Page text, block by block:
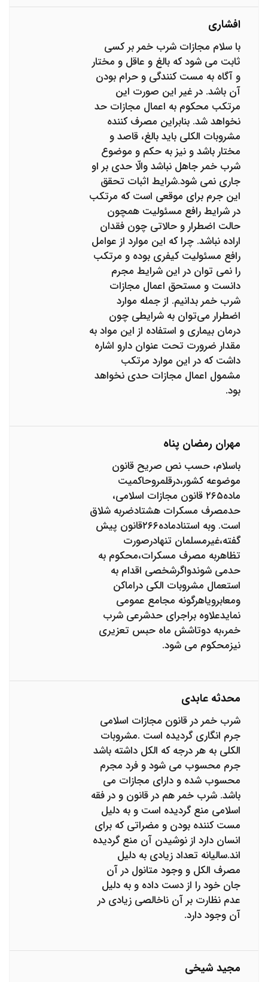
افشاری
با سلام مجازات شرب خمر بر کسی
ثابت می شود که بالغ و عاقل و مختار
و آگاه به مست‌ کنندگی و حرام بودن
آن باشد. در غیر این صورت این
مرتکب محکوم به اعمال مجازات حد
نخواهد شد. بنابراین مصرف کننده
مشروبات الکلی باید بالغ، قاصد و
مختار باشد و نیز به حکم و موضوع
شرب خمر جاهل نباشد والّا حدی بر او
جاری نمی شود.شرایط اثبات تحقق
این جرم برای موقعی است که مرتکب
در شرایط رافع مسئولیت همچون
حالت اضطرار و حالاتی چون فقدان
اراده نباشد. چرا که این موارد از عوامل
رافع مسئولیت کیفری بوده و مرتکب
را نمی توان در این شرایط مجرم
دانست و مستحق اعمال مجازات
شرب خمر بدانیم. از جمله موارد
اضطرار می‌توان به شرایطی چون
درمان بیماری و استفاده از این مواد به
مقدار ضرورت تحت عنوان دارو اشاره
داشت که در این موارد مرتکب
مشمول اعمال مجازات حدی نخواهد
بود.
مهران رمضان پناه
باسلام، حسب نص صریح قانون
موضوعه کشور،درقلمروحاکمیت
ماده۲۶۵ قانون مجازات اسلامی،
حدمصرف مسکرات هشتادضربه شلاق
است. وبه استنادماده۲۶۶قانون پیش
گفته،غیرمسلمان تنهادرصورت
تظاهربه مصرف مسکرات،محکوم به
حدمی شوندواگرشخصی اقدام به
استعمال مشروبات الکی دراماکن
ومعابرویاهرگونه مجامع عمومی
نمایدعلاوه براجرای حدشرعی شرب
خمر،به دوتاشش ماه حبس تعزیری
نیزمحکوم می شود.
محدثه عابدی
شرب خمر در قانون مجازات اسلامی
جرم انگاری گردیده است .مشروبات
الکلی به هر درجه که الکل داشته باشد
جرم محسوب می شود و فرد مجرم
محسوب شده و دارای مجازات می
باشد. شرب خمر هم در قانون و در فقه
اسلامی منع گردیده است و به دلیل
مست کننده بودن و مضراتی که برای
انسان دارد از نوشیدن آن منع گردیده
اند.سالیانه تعداد زیادی به دلیل
مصرف الکل و وجود متانول در آن
جان خود را از دست داده و به دلیل
عدم نظارت بر آن ناخالصی زیادی در
آن وجود دارد.
مجید شیخی